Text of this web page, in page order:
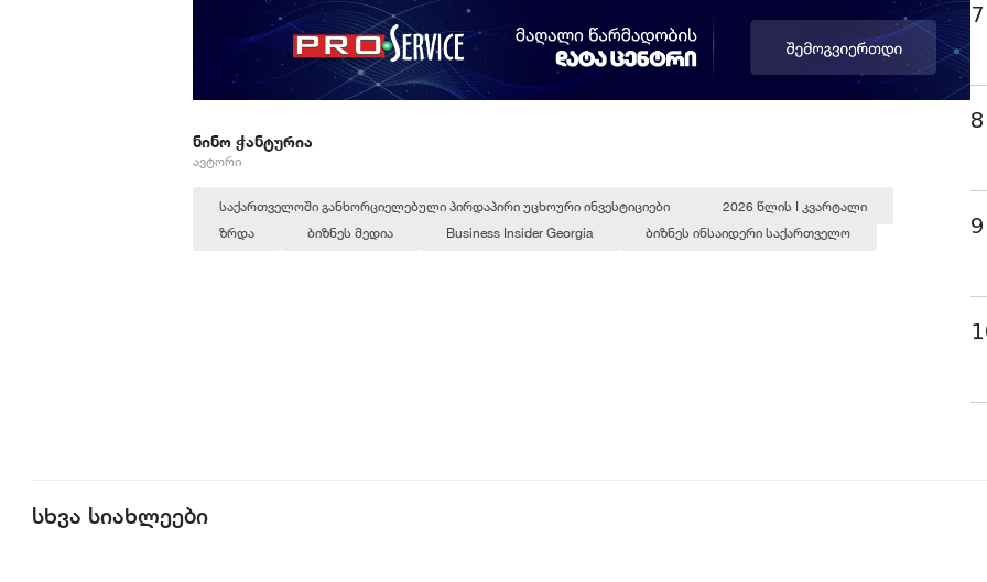
ნინო ჭანტურია
ავტორი
საქართველოში განხორციელებული პირდაპირი უცხოური ინვესტიციები
2026 წლის I კვარტალი
ზრდა
ბიზნეს მედია Business Insider Georgia ბიზნეს ინსაიდერი საქართველო
7
8
9
სხვა სიახლეები